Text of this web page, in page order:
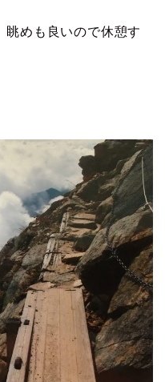
眺めも良いので休憩す